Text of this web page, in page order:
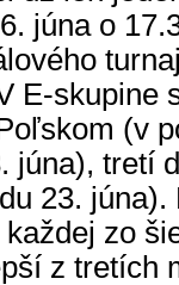
júna o
E-skupine
(v
júna), tretí
23. júna).
zo
z tretích